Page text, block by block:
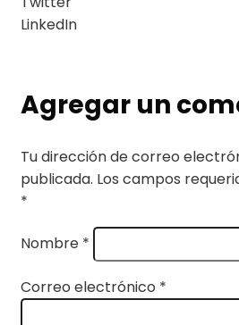
LinkedIn
Agregar un
Tu dirección de correo
publicada. Los campos
*
Nombre *
Correo electrónico *